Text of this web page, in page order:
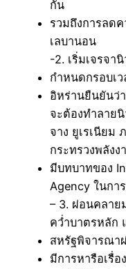
กัน
รวมถึงการลด
เลบานอน
-2. เริ่มเจรจา
กำหนดกรอบเ
อิหร่านยืนยันว่
จะต้องทำลาย
จาง ยูเรเนียม
กระทรวงพลัง
มีบทบาทของ
Agency ในกา
– 3. ผ่อนคลาย
คว่ำบาตรหลัก
สหรัฐพิจารณา
มีการหารือเรื่